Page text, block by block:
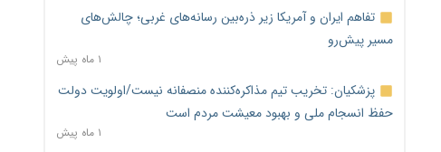
تفاهم ایران و آمریکا زیر ذره‌بین رسانه‌های غربی؛ چالش‌های
مسیر پیش‌رو
۱ ماه پیش
پزشکیان: تخریب تیم مذاکره‌کننده منصفانه نیست/اولویت دولت
حفظ انسجام ملی و بهبود معیشت مردم است
۱ ماه پیش